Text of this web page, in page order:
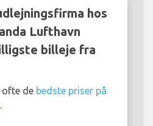
hos
Lufthavn
billeje fra
ofte de bedste priser på